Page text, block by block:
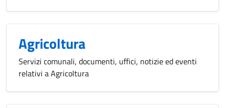
Agricoltura
Servizi comunali, documenti, uffici, notizie ed eventi
relativi a Agricoltura